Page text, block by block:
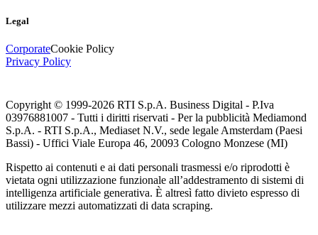
Legal
CorporateCookie Policy
Privacy Policy
Copyright © 1999-2026 RTI S.p.A. Business Digital - P.Iva
03976881007 - Tutti i diritti riservati - Per la pubblicità Mediamond
S.p.A. - RTI S.p.A., Mediaset N.V., sede legale Amsterdam (Paesi
Bassi) - Uffici Viale Europa 46, 20093 Cologno Monzese (MI)
Rispetto ai contenuti e ai dati personali trasmessi e/o riprodotti è
vietata ogni utilizzazione funzionale all’addestramento di sistemi di
intelligenza artificiale generativa. È altresì fatto divieto espresso di
utilizzare mezzi automatizzati di data scraping.